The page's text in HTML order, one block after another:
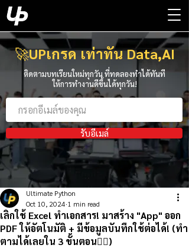
🚀UPเกรด เท่าทัน Data,AI
ติดตามบทเรียนใหม่ทุกวัน ที่ทดลองทำได้ทันที
ให้การทำงานดีขึ้นได้ทุกวัน!
รับอีเมล์
เลิกใช้ Excel ทำเอกสาร! มาสร้าง "App" ออก
PDF ให้อัตโนมัติ + มีข้อมูลบันทึกใช้ต่อได้! (ทำ
ตามได้เลยใน 3 ขั้นตอน👇🏻)
Ultimate Python
Oct 10, 2024 1 min read